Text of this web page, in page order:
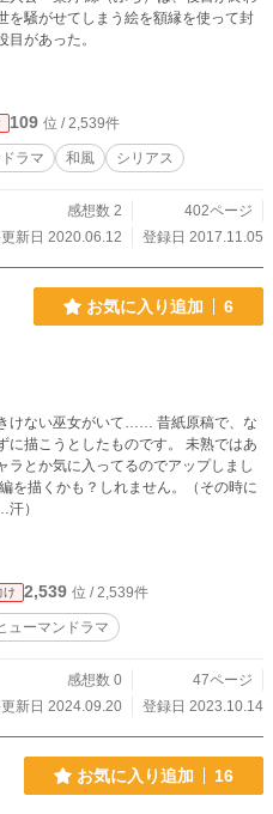
を騒がせてしまう絵を額縁を使って封
目があった。
109 位 / 2,539件
ラマ 和風 シリアス
感想数 2
402ページ
新日 2020.06.12
登録日 2017.11.05
お気に入り追加 6
けない巫女がいて…… 昔紙原稿で、な
に描こうとしたものです。 未熟ではあ
ラとか気に入ってるのでアップしまし
を描くかも？しれません。（その時に
）
け 2,539 位 / 2,539件
ューマンドラマ
感想数 0
47ページ
新日 2024.09.20
登録日 2023.10.14
お気に入り追加 16